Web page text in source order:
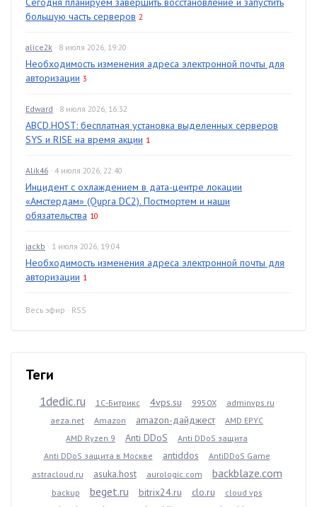
большую часть серверов 2
alice2k · 8 июля 2026, 19:20
Необходимость изменения адреса электронной почты для
авторизации 3
Edward · 8 июля 2026, 16:32
ABCD.HOST: бесплатная установка выделенных серверов
SYS и RISE на время акции 1
Alik46 · 4 июля 2026, 22:40
Инцидент с охлаждением в дата-центре локации
«Амстердам» (Qupra DC2). Постмортем и наши
обязательства 10
jackb · 1 июля 2026, 19:04
Необходимость изменения адреса электронной почты для
авторизации 1
Весь эфир · RSS
Теги
1dedic.ru 1С-Битрикс 4vps.su 9950X
adminvps.ru
aeza.net
Amazon amazon-дайджест
AMD EPYC
AMD Ryzen 9
Anti DDoS
Anti DDoS защита
Anti DDoS защита в Москве
antiddos
AntiDDoS Game
astracloud.ru
asuka.host aurologic.com backblaze.com
backup beget.ru bitrix24.ru clo.ru cloud vps